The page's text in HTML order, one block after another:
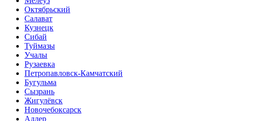
Октябрьский
Салават
Кузнецк
Сибай
Туймазы
Учалы
Рузаевка
Петропавловск-Камчатский
Бугульма
Сызрань
Жигулёвск
Новочебоксарск
Адлер